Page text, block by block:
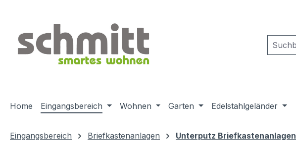
Home Eingangsbereich Wohnen Garten Edelstahlgeländer
Eingangsbereich Briefkastenanlagen Unterputz Briefkastenanlagen